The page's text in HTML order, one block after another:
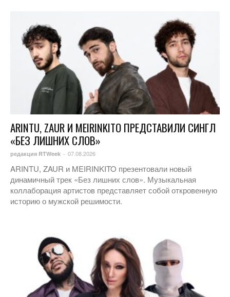
ARINTU, ZAUR И MEIRINKITO ПРЕДСТАВИЛИ СИНГЛ
«БЕЗ ЛИШНИХ СЛОВ»
редакция RTWeek - 07.08.2026
ARINTU, ZAUR и MEIRINKITO презентовали новый
динамичный трек «Без лишних слов». Музыкальная
коллаборация артистов представляет собой откровенную
историю о мужской решимости.